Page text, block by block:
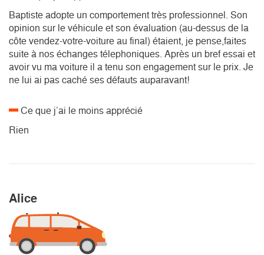
Baptiste adopte un comportement très professionnel. Son
opinion sur le véhicule et son évaluation (au-dessus de la
côte vendez-votre-voiture au final) étaient, je pense,faites
suite à nos échanges télephoniques. Après un bref essai et
avoir vu ma voiture il a tenu son engagement sur le prix. Je
ne lui ai pas caché ses défauts auparavant!
Ce que j’ai le moins apprécié
Rien
Alice